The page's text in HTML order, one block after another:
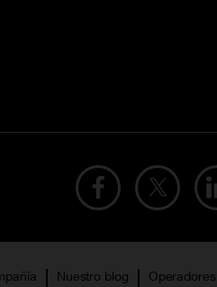
Nuestro blog Operadores